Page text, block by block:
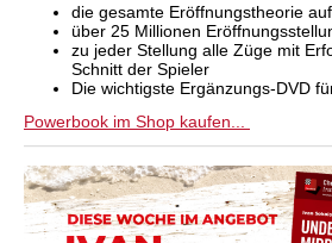
die gesamte Eröffnungstheorie
über 25 Millionen
zu jeder Stellung alle Züge mit
Schnitt der Spieler
Die wichtigste Ergänzungs-DVD
Powerbook im Shop kaufen...